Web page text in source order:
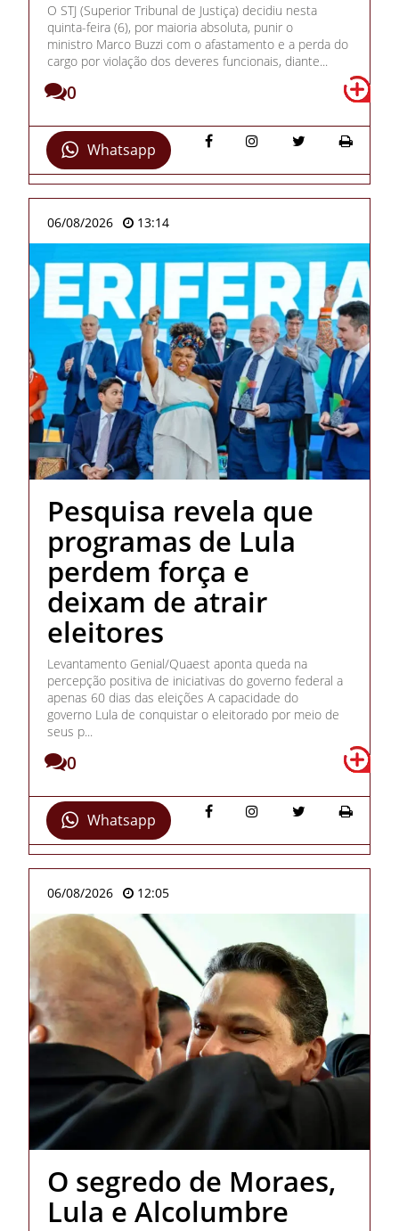
O STJ (Superior Tribunal de Justiça) decidiu nesta
quinta-feira (6), por maioria absoluta, punir o
ministro Marco Buzzi com o afastamento e a perda do
cargo por violação dos deveres funcionais, diante...
0
Whatsapp
06/08/2026 13:14
Pesquisa revela que
programas de Lula
perdem força e
deixam de atrair
eleitores
Levantamento Genial/Quaest aponta queda na
percepção positiva de iniciativas do governo federal a
apenas 60 dias das eleições A capacidade do
governo Lula de conquistar o eleitorado por meio de
seus p...
0
Whatsapp
06/08/2026 12:05
O segredo de Moraes,
Lula e Alcolumbre